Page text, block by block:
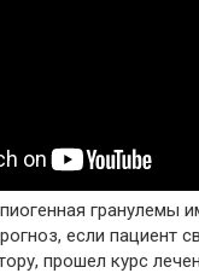
гранулемы
если пациент
прошел курс